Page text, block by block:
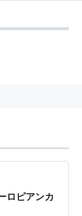
ロピアンカ